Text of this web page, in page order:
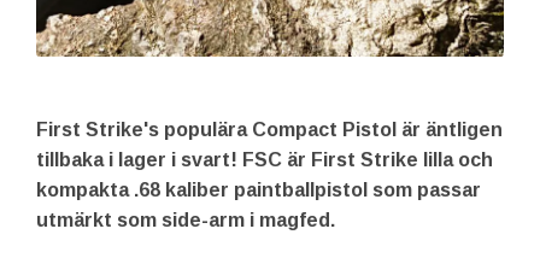
First Strike's populära Compact Pistol är äntligen
tillbaka i lager i svart! FSC är First Strike lilla och
kompakta .68 kaliber paintballpistol som passar
utmärkt som side-arm i magfed.